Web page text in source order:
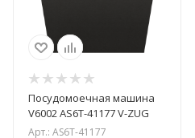
Посудомоечная машина
V6002 AS6T-41177 V-ZUG
Арт.: AS6T-41177